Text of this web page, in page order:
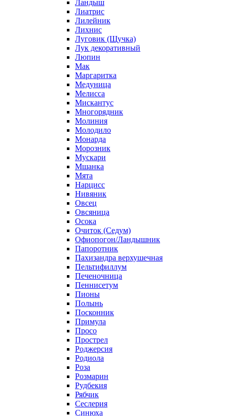
Ландыш
Лиатрис
Лилейник
Лихнис
Луговик (Щучка)
Лук декоративный
Люпин
Мак
Маргаритка
Медуница
Мелисса
Мискантус
Многорядник
Молиния
Молодило
Монарда
Морозник
Мускари
Мшанка
Мята
Нарцисс
Нивяник
Овсец
Овсяница
Осока
Очиток (Седум)
Офиопогон/Ландышник
Папоротник
Пахизандра верхушечная
Пельтифиллум
Печеночница
Пеннисетум
Пионы
Полынь
Посконник
Примула
Просо
Прострел
Роджерсия
Родиола
Роза
Розмарин
Рудбекия
Рябчик
Сеслерия
Синюха